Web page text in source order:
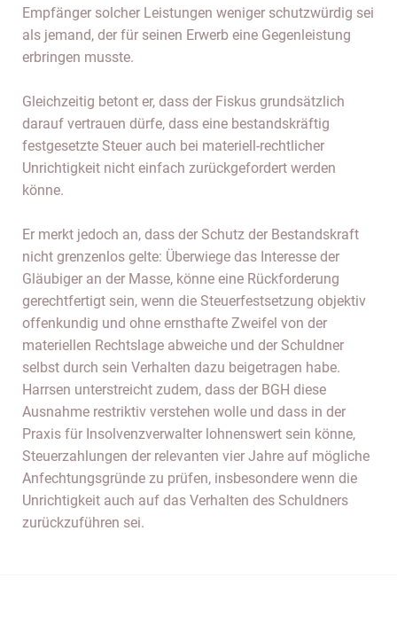
Empfänger solcher Leistungen weniger schutzwürdig sei
als jemand, der für seinen Erwerb eine Gegenleistung
erbringen musste.
Gleichzeitig betont er, dass der Fiskus grundsätzlich
darauf vertrauen dürfe, dass eine bestandskräftig
festgesetzte Steuer auch bei materiell-rechtlicher
Unrichtigkeit nicht einfach zurückgefordert werden
könne.
Er merkt jedoch an, dass der Schutz der Bestandskraft
nicht grenzenlos gelte: Überwiege das Interesse der
Gläubiger an der Masse, könne eine Rückforderung
gerechtfertigt sein, wenn die Steuerfestsetzung objektiv
offenkundig und ohne ernsthafte Zweifel von der
materiellen Rechtslage abweiche und der Schuldner
selbst durch sein Verhalten dazu beigetragen habe.
Harrsen unterstreicht zudem, dass der BGH diese
Ausnahme restriktiv verstehen wolle und dass in der
Praxis für Insolvenzverwalter lohnenswert sein könne,
Steuerzahlungen der relevanten vier Jahre auf mögliche
Anfechtungsgründe zu prüfen, insbesondere wenn die
Unrichtigkeit auch auf das Verhalten des Schuldners
zurückzuführen sei.